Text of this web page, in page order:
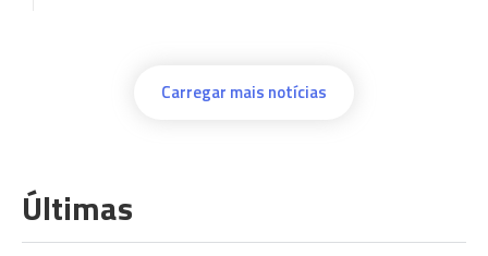
Carregar mais notícias
Últimas